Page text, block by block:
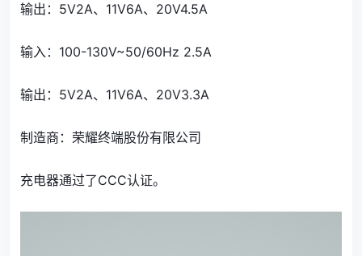
输出：5V2A、11V6A、20V4.5A
输入：100-130V~50/60Hz 2.5A
输出：5V2A、11V6A、20V3.3A
制造商：荣耀终端股份有限公司
充电器通过了CCC认证。